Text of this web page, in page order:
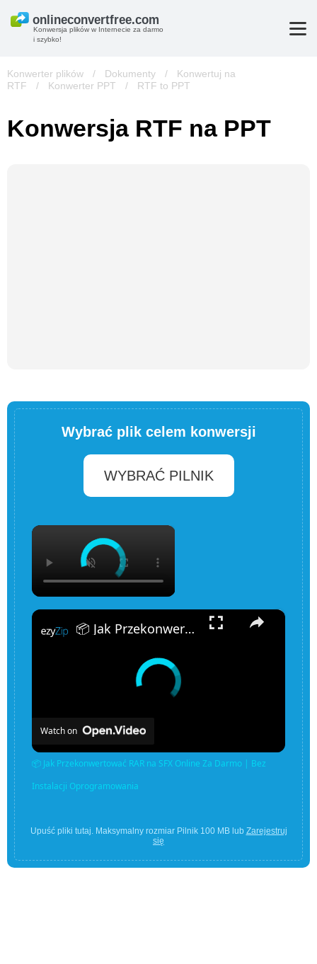
Konwersja plików w Internecie za darmo
i szybko!
Konwerter plików / Dokumenty /
Konwertuj na
RTF
/ Konwerter PPT / RTF to PPT
Konwersja RTF na PPT
Wybrać plik celem konwersji
WYBRAĆ PILNIK
×
×
📦 Jak Przekonwertować RAR na SFX Online Za Darmo | Bez Instalacji Oprogramowania
Watch on
📦 Jak Przekonwertować RAR na SFX Online Za Darmo | Bez
Instalacji Oprogramowania
Upuść pliki tutaj. Maksymalny rozmiar Pilnik 100 MB lub Zarejestruj
się